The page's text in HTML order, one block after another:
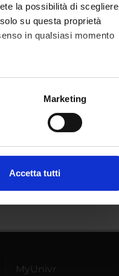
la possibilità di scegliere
su questa proprietà
in qualsiasi momento
metro,Marketing
Accetta tutti
MyUnivr